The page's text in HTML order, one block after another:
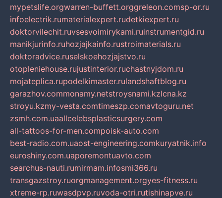
mypetslife.orgwarren-buffett.orggreleon.comsp-or.ru
infoelectrik.rumaterialexpert.rudetkiexpert.ru
doktorvilechit.ruvsesvoimirykami.ruinstrumentgid.ru
manikjurinfo.ruhozjajkainfo.rustroimaterials.ru
doktoradvice.ruselskoehozjajstvo.ru
otopleniehouse.rujustinterior.ruchastnyjdom.ru
mojateplica.rupodelkimaster.rulandshaftblog.ru
garazhov.commonamy.netstroysnami.kzlcna.kz
stroyu.kzmy-vesta.comtimeszp.comavtoguru.net
zsmh.com.uaallcelebsplasticsurgery.com
all-tattoos-for-men.compoisk-auto.com
best-radio.com.uaost-engineering.comkuryatnik.info
euroshiny.com.uaporemontuavto.com
searchus-nauti.rumirmam.infosmi366.ru
transgazstroy.ruorgmanagement.orgyes-fitness.ru
xtreme-rp.ruwasdpvp.ruvoda-otri.rutishinapve.ru